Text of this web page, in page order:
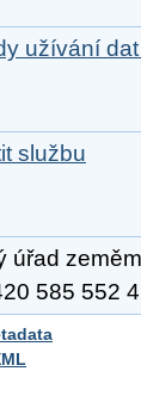
užívání
službu
úřad
585 552